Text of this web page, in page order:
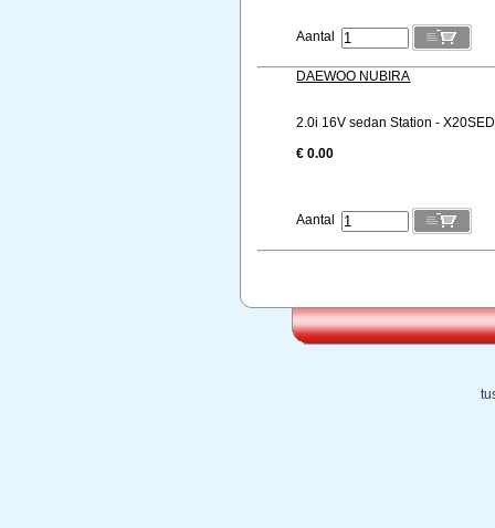
Aantal
DAEWOO NUBIRA
2.0i 16V sedan Station -
€ 0.00
Aantal